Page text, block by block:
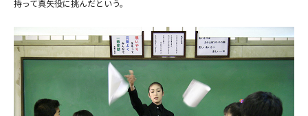
持って真矢役に挑んだという。